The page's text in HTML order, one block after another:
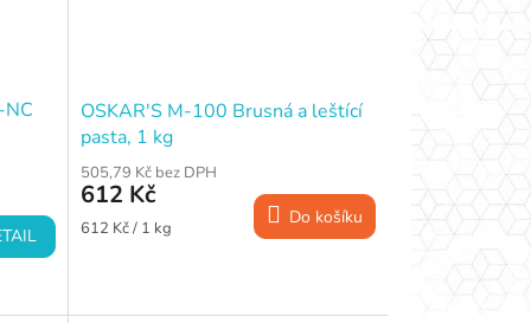
OSKAR'S M-100 Brusná a leštící
pasta, 1 kg
505,79 Kč bez DPH
612 Kč
Měrná
612 Kč / 1 kg Do košíku